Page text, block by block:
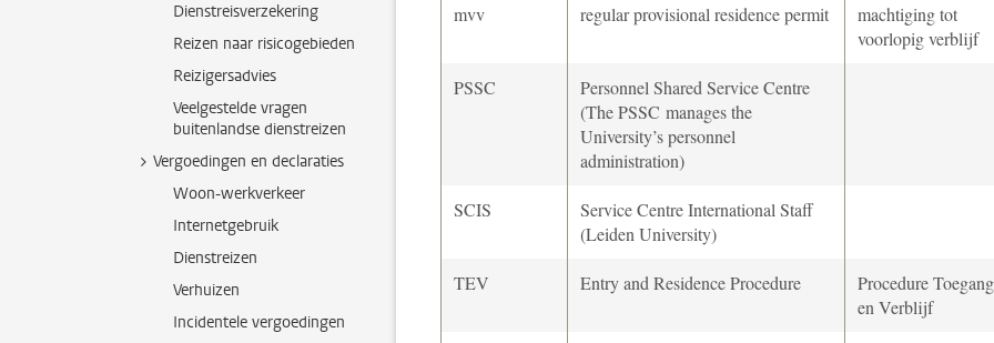
Dienstreisverzekering
Reizen naar risicogebieden
Reizigersadvies
Veelgestelde vragen
buitenlandse dienstreizen
Vergoedingen en declaraties
Woon-werkverkeer
Internetgebruik
Dienstreizen
Verhuizen
Incidentele vergoedingen
mvv regular provisional residence permit
machtiging tot
voorlopig verblijf
PSSC
Personnel Shared Service Centre
(The PSSC manages the
University’s personnel
administration)
SCIS
Service Centre International Staff
(Leiden University)
TEV Entry and Residence Procedure
Procedure Toegang
en Verblijf